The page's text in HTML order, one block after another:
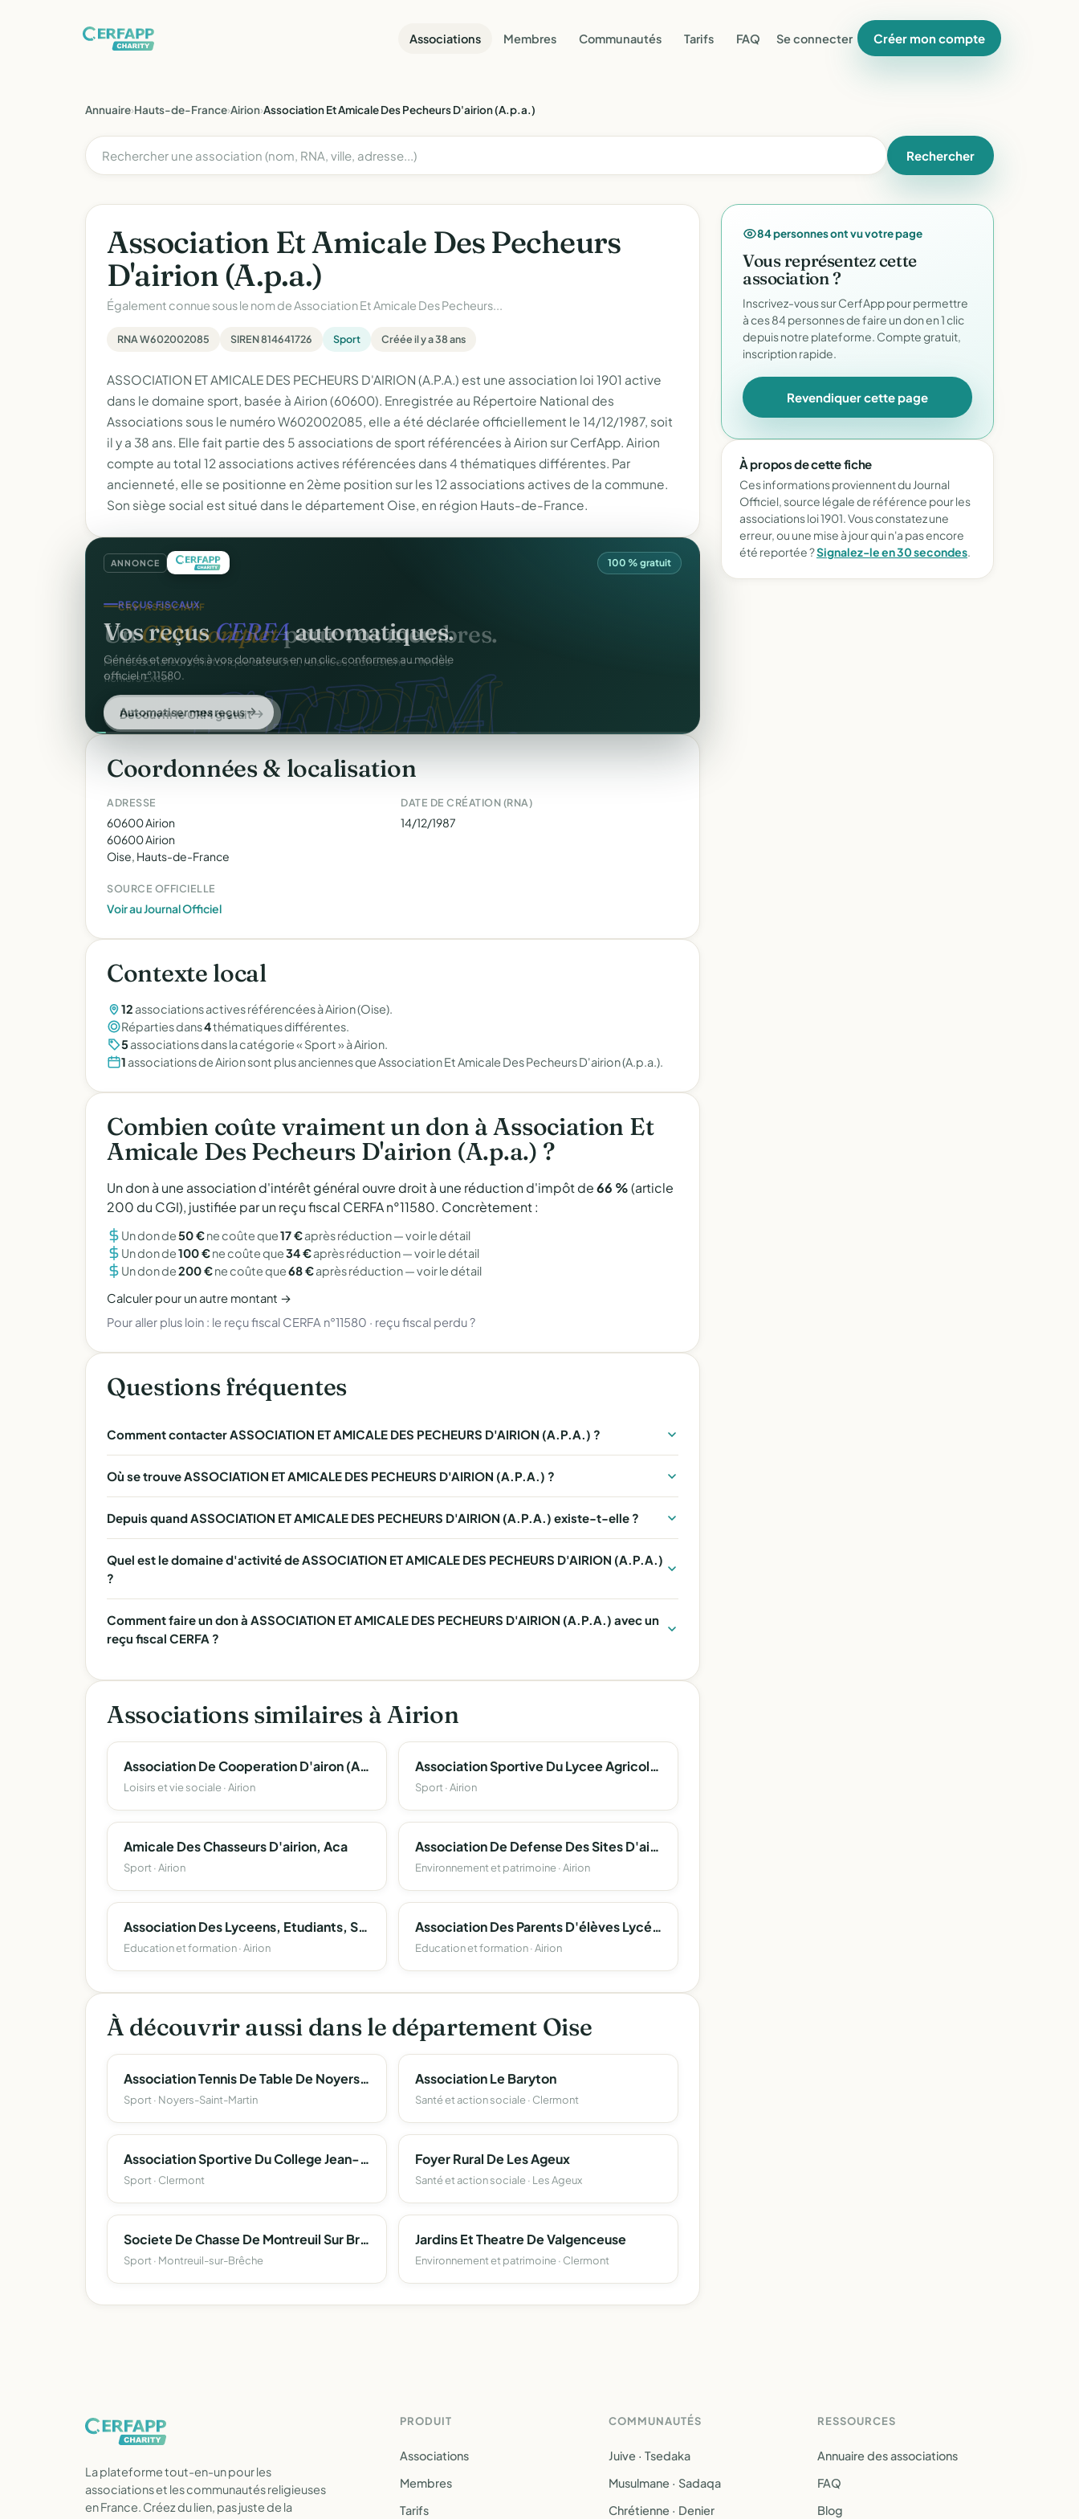
Associations Membres Communautés Tarifs FAQ Se connecter Créer mon compte
Annuaire›Hauts-de-France›Airion›Association Et Amicale Des Pecheurs D'airion (A.p.a.)
Rechercher
Association Et Amicale Des Pecheurs
D'airion (A.p.a.)
Également connue sous le nom deAssociation Et Amicale Des Pecheurs...
RNA W602002085 SIREN 814641726 Sport Créée il y a 38 ans
ASSOCIATION ET AMICALE DES PECHEURS D'AIRION (A.P.A.) est une association loi 1901 active
dans le domaine sport, basée à Airion (60600). Enregistrée au Répertoire National des
Associations sous le numéro W602002085, elle a été déclarée officiellement le 14/12/1987, soit
il y a 38 ans. Elle fait partie des 5 associations de sport référencées à Airion sur CerfApp. Airion
compte au total 12 associations actives référencées dans 4 thématiques différentes. Par
ancienneté, elle se positionne en 2ème position sur les 12 associations actives de la commune.
Son siège social est situé dans le département Oise, en région Hauts-de-France.
ANNONCE 100 % gratuit
CERFA.
REÇUS FISCAUX
Vos reçusCERFAautomatiques.
Générés et envoyés à vos donateurs en un clic, conformes au modèle
officiel n°11580.
Automatiser mes reçus
Coordonnées & localisation
ADRESSE
60600 Airion
60600 Airion
Oise, Hauts-de-France
DATE DE CRÉATION (RNA)
14/12/1987
SOURCE OFFICIELLE
Voir au Journal Officiel
Contexte local
12 associations actives référencées à Airion (Oise).
Réparties dans4thématiques différentes.
5associations dans la catégorie « Sport » à Airion.
1 associations de Airion sont plus anciennes que Association Et Amicale Des Pecheurs D'airion (A.p.a.).
Combien coûte vraiment un don à Association Et
Amicale Des Pecheurs D'airion (A.p.a.) ?
Un don à une association d'intérêt général ouvre droit à une réduction d'impôt de66 %(article
200 du CGI), justifiée par un reçu fiscal CERFA n°11580. Concrètement :
Un don de50 €ne coûte que17 €après réduction —voir le détail
Un don de100 €ne coûte que34 €après réduction —voir le détail
Un don de200 €ne coûte que68 €après réduction —voir le détail
Calculer pour un autre montant →
Pour aller plus loin : le reçu fiscal CERFA n°11580 · reçu fiscal perdu ?
Questions fréquentes
Comment contacter ASSOCIATION ET AMICALE DES PECHEURS D'AIRION (A.P.A.) ?
Où se trouve ASSOCIATION ET AMICALE DES PECHEURS D'AIRION (A.P.A.) ?
Depuis quand ASSOCIATION ET AMICALE DES PECHEURS D'AIRION (A.P.A.) existe-t-elle ?
Quel est le domaine d'activité de ASSOCIATION ET AMICALE DES PECHEURS D'AIRION (A.P.A.)
?
Comment faire un don à ASSOCIATION ET AMICALE DES PECHEURS D'AIRION (A.P.A.) avec un
reçu fiscal CERFA ?
Associations similaires à Airion
Association De Cooperation D'airon (Acoopa)
Loisirs et vie sociale · Airion
Association Sportive Du Lycee Agricole D'airion
Sport · Airion
Amicale Des Chasseurs D'airion, Aca
Sport · Airion
Association De Defense Des Sites D'airion, De La Vallee De L'arre Et Leurs Alentours A.d.s.a.v.a.
Environnement et patrimoine · Airion
Association Des Lyceens, Etudiants, Stagiaires, Et Apprentis D'airion
Education et formation · Airion
Association Des Parents D'élèves Lycée D'airion
Education et formation · Airion
À découvrir aussi dans le département Oise
Association Tennis De Table De Noyers Saint Martin
Sport · Noyers-Saint-Martin
Association Le Baryton
Santé et action sociale · Clermont
Association Sportive Du College Jean-Fernel De Clermont
Sport · Clermont
Foyer Rural De Les Ageux
Santé et action sociale · Les Ageux
Societe De Chasse De Montreuil Sur Breche
Sport · Montreuil-sur-Brêche
Jardins Et Theatre De Valgenceuse
Environnement et patrimoine · Clermont
84 personnes ont vu votre page
Vous représentez cette
association ?
Inscrivez-vous sur CerfApp pour permettre
à ces 84 personnes de faire un don en 1 clic
depuis notre plateforme. Compte gratuit,
inscription rapide.
Revendiquer cette page
À propos de cette fiche
Ces informations proviennent du Journal
Officiel, source légale de référence pour les
associations loi 1901. Vous constatez une
erreur, ou une mise à jour qui n'a pas encore
été reportée ?Signalez-le en 30 secondes.
La plateforme tout-en-un pour les
associations et les communautés religieuses
en France. Créez du lien, pas juste de la
PRODUIT
Associations
Membres
Tarifs
COMMUNAUTÉS
Juive · Tsedaka
Musulmane · Sadaqa
Chrétienne · Denier
RESSOURCES
Annuaire des associations
FAQ
Blog